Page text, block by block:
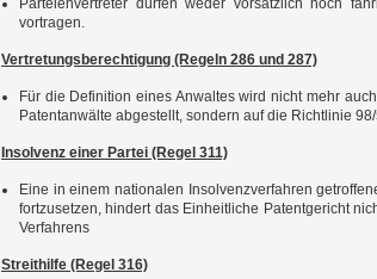
Parteienvertreter dürfen weder vorsätzlich noch
vortragen.
Vertretungsberechtigung (Regeln 286 und 287)
Für die Definition eines Anwaltes wird nicht mehr
Patentanwälte abgestellt, sondern auf die Richtlinie
Insolvenz einer Partei (Regel 311)
Eine in einem nationalen Insolvenzverfahren
fortzusetzen, hindert das Einheitliche Patentgericht
Verfahrens
Streithilfe (Regel 316)